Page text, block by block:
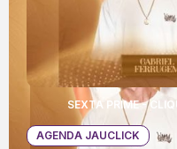
AGENDA JAUCLICK
SEXTA PRIME -